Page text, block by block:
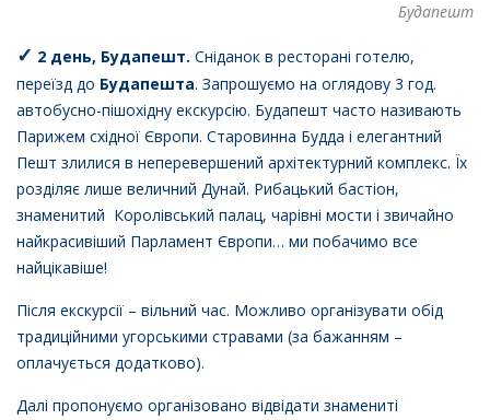
Будапешт
✓ 2 день, Будапешт. Сніданок в ресторані готелю,
переїзд до Будапешта. Запрошуємо на оглядову 3 год.
автобусно-пішохідну екскурсію. Будапешт часто називають
Парижем східної Європи. Старовинна Будда і елегантний
Пешт злилися в неперевершений архітектурний комплекс. Їх
розділяє лише величний Дунай. Рибацький бастіон,
знаменитий Королівський палац, чарівні мости і звичайно
найкрасивіший Парламент Європи… ми побачимо все
найцікавіше!
Після екскурсії – вільний час. Можливо організувати обід
традиційними угорськими стравами (за бажанням –
оплачується додатково).
Далі пропонуємо організовано відвідати знамениті